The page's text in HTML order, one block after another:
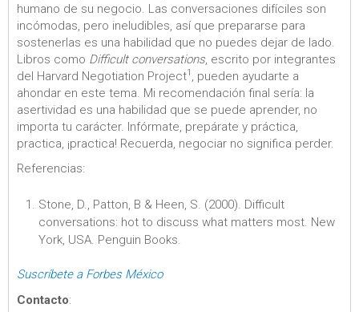
humano de su negocio. Las conversaciones difíciles son
incómodas, pero ineludibles, así que prepararse para
sostenerlas es una habilidad que no puedes dejar de lado.
Libros como Difficult conversations, escrito por integrantes
del Harvard Negotiation Project1
, pueden ayudarte a
ahondar en este tema. Mi recomendación final sería: la
asertividad es una habilidad que se puede aprender, no
importa tu carácter. Infórmate, prepárate y práctica,
practica, ¡practica! Recuerda, negociar no significa perder.
Referencias:
Stone, D., Patton, B & Heen, S. (2000). Difficult
conversations: hot to discuss what matters most. New
York, USA. Penguin Books.
Suscríbete a Forbes México
Contacto: